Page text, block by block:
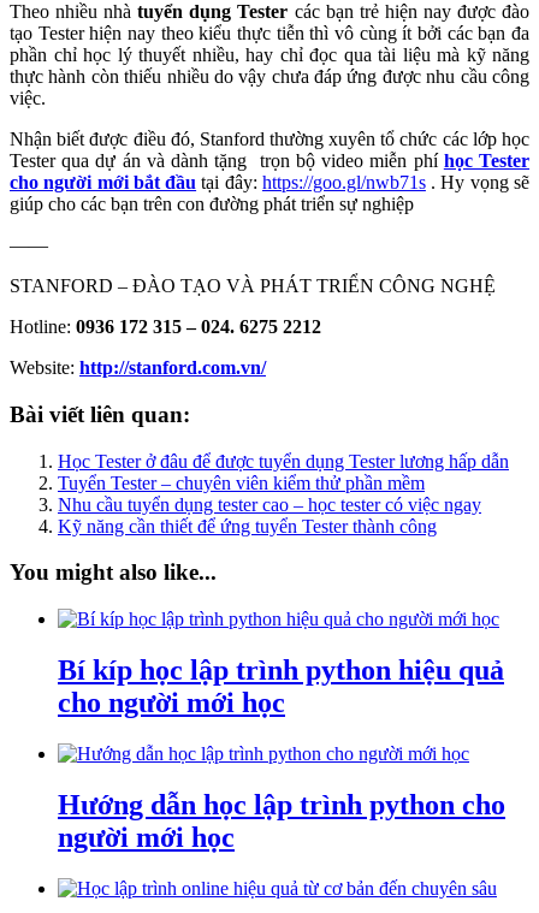
Theo nhiều nhàtuyển dụng Tester các bạn trẻ hiện nay được đào
tạo Tester hiện nay theo kiểu thực tiễn thì vô cùng ít bởi các bạn đa
phần chỉ học lý thuyết nhiều, hay chỉ đọc qua tài liệu mà kỹ năng
thực hành còn thiếu nhiều do vậy chưa đáp ứng được nhu cầu công
việc.
Nhận biết được điều đó, Stanford thường xuyên tổ chức các lớp học
Tester qua dự án và dành tặng trọn bộ video miễn phí học Tester
cho người mới bắt đầu tại đây: https://goo.gl/nwb71s. Hy vọng sẽ
giúp cho các bạn trên con đường phát triển sự nghiệp
——
STANFORD – ĐÀO TẠO VÀ PHÁT TRIỂN CÔNG NGHỆ
Hotline: 0936 172 315 – 024. 6275 2212
Website: http://stanford.com.vn/
Bài viết liên quan:
Học Tester ở đâu để được tuyển dụng Tester lương hấp dẫn
Tuyển Tester – chuyên viên kiểm thử phần mềm
Nhu cầu tuyển dụng tester cao – học tester có việc ngay
Kỹ năng cần thiết để ứng tuyển Tester thành công
You might also like...
Bí kíp học lập trình python hiệu quả
cho người mới học
Hướng dẫn học lập trình python cho
người mới học